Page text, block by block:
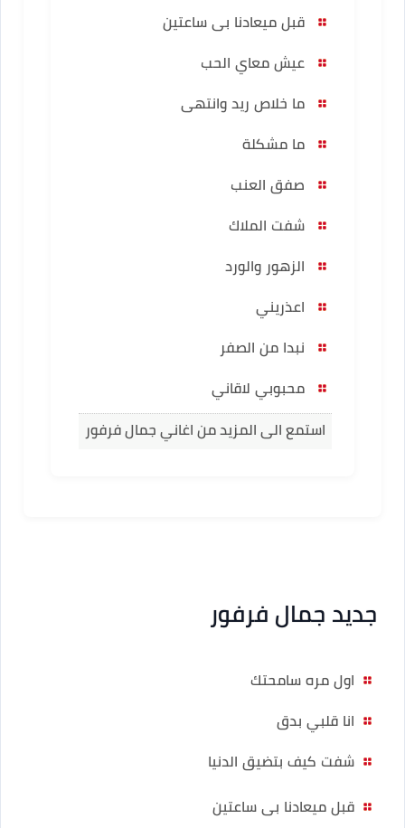
قبل ميعادنا بى ساعتين
عيش معاي الحب
ما خلاص ريد وانتهى
ما مشكلة
صفق العنب
شفت الملاك
الزهور والورد
اعذريني
نبدا من الصفر
محبوبي لاقاني
استمع الى المزيد من اغاني جمال فرفور
جديد جمال فرفور
اول مره سامحتك
انا قلبي بدق
شفت كيف بتضيق الدنيا
قبل ميعادنا بى ساعتين